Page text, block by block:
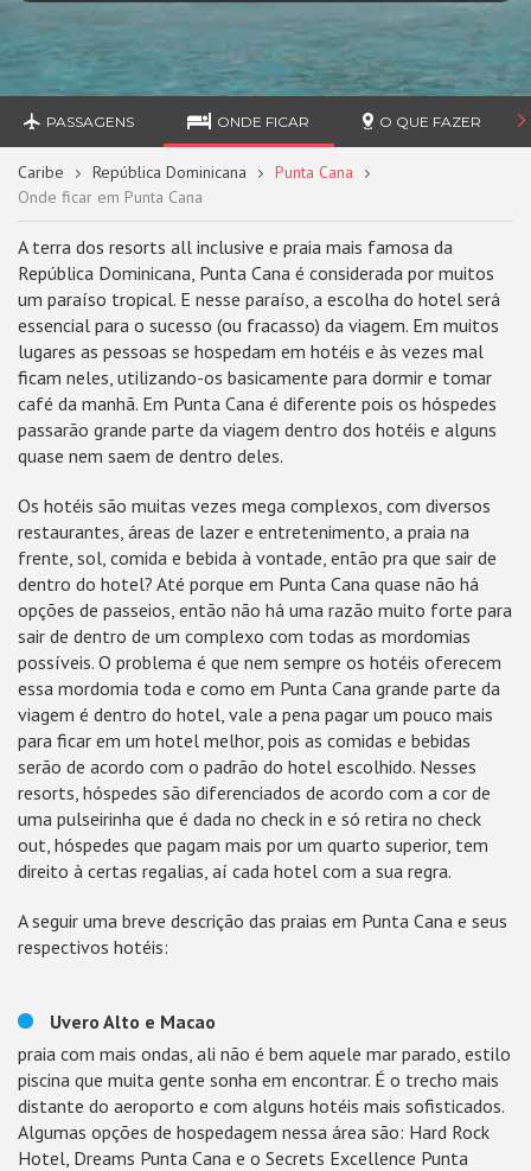
PASSAGENS ONDE FICAR O QUE FAZER
Caribe República Dominicana
Punta Cana
Onde ficar em Punta Cana
A terra dos resorts all inclusive e praia mais famosa da
República Dominicana, Punta Cana é considerada por muitos
um paraíso tropical. E nesse paraíso, a escolha do hotel será
essencial para o sucesso (ou fracasso) da viagem. Em muitos
lugares as pessoas se hospedam em hotéis e às vezes mal
ficam neles, utilizando-os basicamente para dormir e tomar
café da manhã. Em Punta Cana é diferente pois os hóspedes
passarão grande parte da viagem dentro dos hotéis e alguns
quase nem saem de dentro deles.
Os hotéis são muitas vezes mega complexos, com diversos
restaurantes, áreas de lazer e entretenimento, a praia na
frente, sol, comida e bebida à vontade, então pra que sair de
dentro do hotel? Até porque em Punta Cana quase não há
opções de passeios, então não há uma razão muito forte para
sair de dentro de um complexo com todas as mordomias
possíveis. O problema é que nem sempre os hotéis oferecem
essa mordomia toda e como em Punta Cana grande parte da
viagem é dentro do hotel, vale a pena pagar um pouco mais
para ficar em um hotel melhor, pois as comidas e bebidas
serão de acordo com o padrão do hotel escolhido. Nesses
resorts, hóspedes são diferenciados de acordo com a cor de
uma pulseirinha que é dada no check in e só retira no check
out, hóspedes que pagam mais por um quarto superior, tem
direito à certas regalias, aí cada hotel com a sua regra.
A seguir uma breve descrição das praias em Punta Cana e seus
respectivos hotéis:
Uvero Alto e Macao
praia com mais ondas, ali não é bem aquele mar parado, estilo
piscina que muita gente sonha em encontrar. É o trecho mais
distante do aeroporto e com alguns hotéis mais sofisticados.
Algumas opções de hospedagem nessa área são: Hard Rock
Hotel, Dreams Punta Cana e o Secrets Excellence Punta